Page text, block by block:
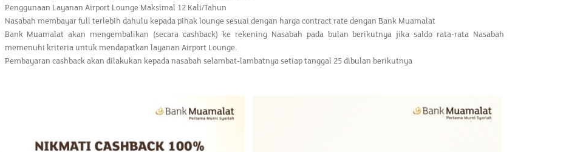
Penggunaan Layanan Airport Lounge Maksimal 12 Kali/Tahun
Nasabah membayar full terlebih dahulu kepada pihak lounge sesuai dengan harga contract rate dengan Bank Muamalat
Bank Muamalat akan mengembalikan (secara cashback) ke rekening Nasabah pada bulan berikutnya jika saldo rata-rata Nasabah
memenuhi kriteria untuk mendapatkan layanan Airport Lounge.
Pembayaran cashback akan dilakukan kepada nasabah selambat-lambatnya setiap tanggal 25 dibulan berikutnya